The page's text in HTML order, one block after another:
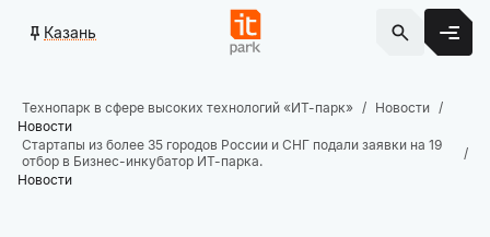
Казань
Технопарк в сфере высоких технологий «ИТ-парк»
Новости
Новости
Стартапы из более 35 городов России и СНГ подали заявки на 19
отбор в Бизнес-инкубатор ИТ-парка.
Новости